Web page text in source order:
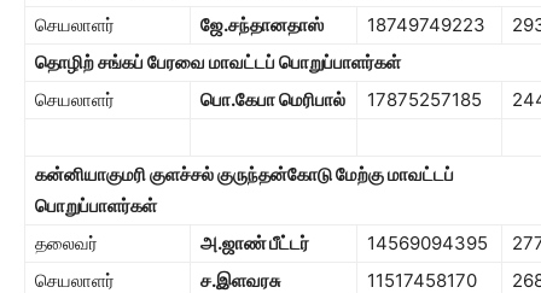
செயலாளர்
ஜே.சந்தானதாஸ் 18749749223
தொழிற் சங்கப் பேரவை மாவட்டப் பொறுப்பாளர்கள்
செயலாளர்
பொ.கேபா மெரிபால் 17875257185
கன்னியாகுமரி குளச்சல் குருந்தன்கோடு மேற்குமாவட்டப்
பொறுப்பாளர்கள்
தலைவர்
அ.ஜாண் பீட்டர் 14569094395
செயலாளர்
ச.இளவரசு 11517458170